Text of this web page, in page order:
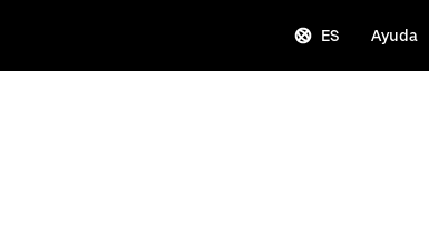
ES Ayuda